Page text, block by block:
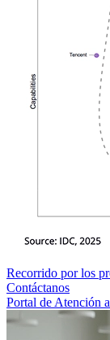
Recorrido por los
Contáctanos
Portal de Atención